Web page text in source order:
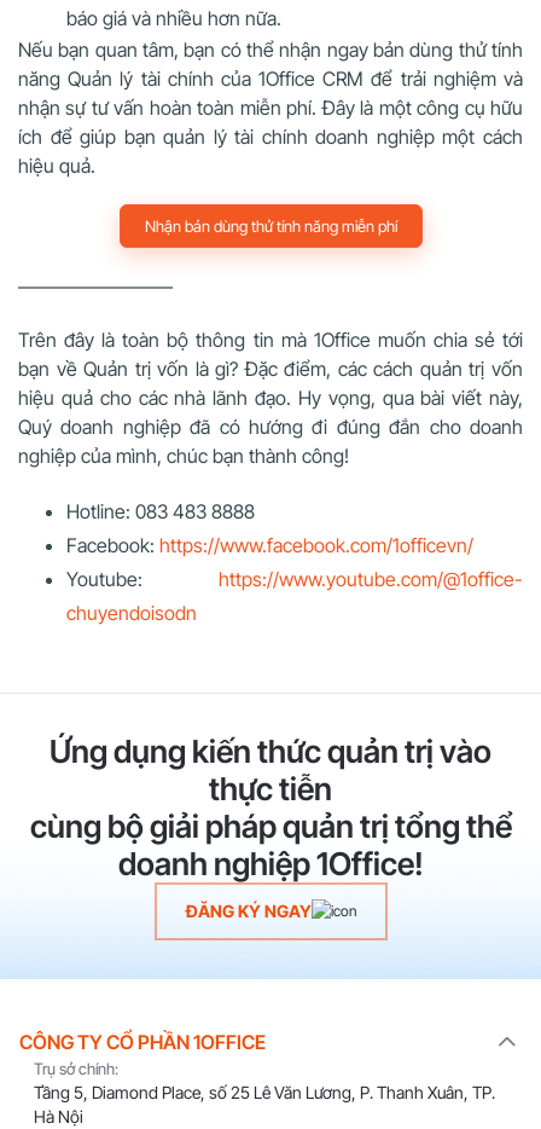
báo giá và nhiều hơn nữa.
Nếu bạn quan tâm, bạn có thể nhận ngay bản dùng thử tính
năng Quản lý tài chính của 1Office CRM để trải nghiệm và
nhận sự tư vấn hoàn toàn miễn phí. Đây là một công cụ hữu
ích để giúp bạn quản lý tài chính doanh nghiệp một cách
hiệu quả.
Nhận bản dùng thử tính năng miễn phí
————————
Trên đây là toàn bộ thông tin mà 1Office muốn chia sẻ tới
bạn về Quản trị vốn là gì? Đặc điểm, các cách quản trị vốn
hiệu quả cho các nhà lãnh đạo. Hy vọng, qua bài viết này,
Quý doanh nghiệp đã có hướng đi đúng đắn cho doanh
nghiệp của mình, chúc bạn thành công!
Hotline: 083 483 8888
Facebook: https://www.facebook.com/1officevn/
Youtube: https://www.youtube.com/@1office-
chuyendoisodn
Ứng dụng kiến thức quản trị vào
thực tiễn
cùng bộ giải pháp quản trị tổng thể
doanh nghiệp 1Office!
ĐĂNG KÝ NGAY
CÔNG TY CỔ PHẦN 1OFFICE
Trụ sở chính:
Tầng 5, Diamond Place, số 25 Lê Văn Lương, P. Thanh Xuân, TP.
Hà Nội